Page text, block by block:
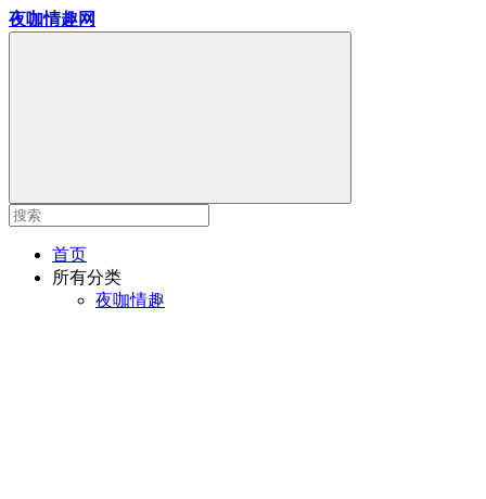
夜咖情趣网
首页
所有分类
夜咖情趣